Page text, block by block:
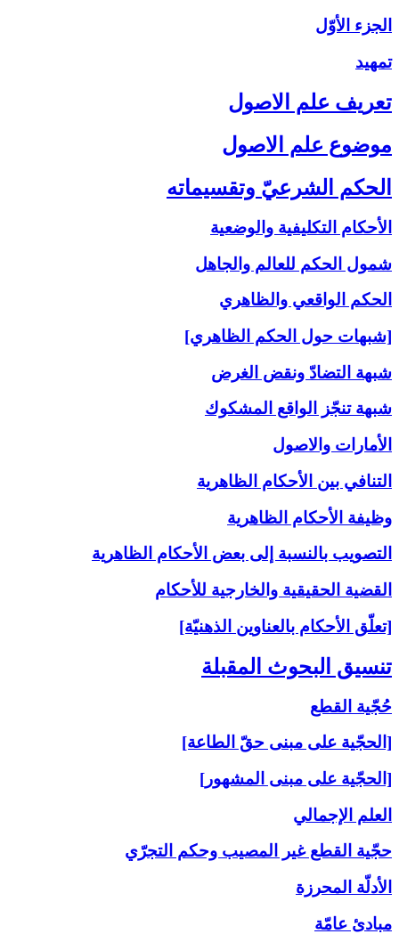
الجزء الأوّل‏
تمهيد
تعريف علم الاصول‏
موضوع علم الاصول‏
الحكم الشرعيّ وتقسيماته‏
الأحكام التكليفية والوضعية
شمول الحكم للعالم والجاهل
الحكم الواقعي والظاهري
[شبهات حول الحكم الظاهري]
شبهة التضادّ ونقض الغرض
شبهة تنجّز الواقع المشكوك
الأمارات والاصول
التنافي بين الأحكام الظاهرية
وظيفة الأحكام الظاهرية
التصويب بالنسبة إلى‏ بعض الأحكام الظاهرية
القضية الحقيقية والخارجية للأحكام
[تعلّق الأحكام بالعناوين الذهنيّة]
تنسيق البحوث المقبلة
حُجّية القطع
[الحجّية على مبنى حقّ الطاعة]
[الحجّية على مبنى المشهور]
العلم الإجمالي
حجّية القطع غير المصيب وحكم التجرّي
الأدلّة المحرزة
مبادئ عامّة